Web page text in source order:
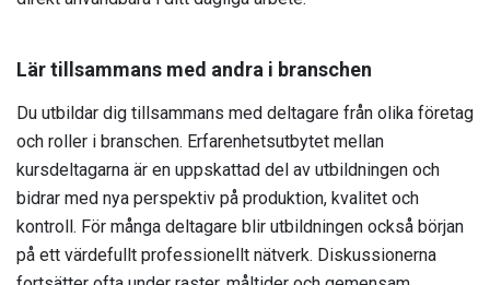
Lär tillsammans med andra i branschen
Du utbildar dig tillsammans med deltagare från olika företag
och roller i branschen. Erfarenhetsutbytet mellan
kursdeltagarna är en uppskattad del av utbildningen och
bidrar med nya perspektiv på produktion, kvalitet och
kontroll. För många deltagare blir utbildningen också början
på ett värdefullt professionellt nätverk. Diskussionerna